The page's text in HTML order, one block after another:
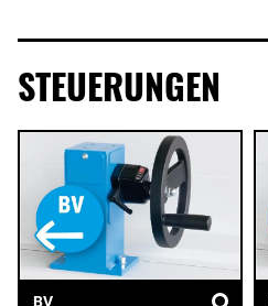
STEUERUNGEN
BV